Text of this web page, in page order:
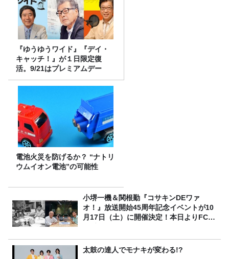
『ゆうゆうワイド』『デイ・
キャッチ！』が１日限定復
活。9/21はプレミアムデー
電池火災を防げるか？ “ナトリ
ウムイオン電池”の可能性
小堺一機＆関根勤『コサキンDEワァ
オ！』放送開始45周年記念イベントが10
月17日（土）に開催決定！本日よりFC先
太鼓の達人でモナキが変わる!?